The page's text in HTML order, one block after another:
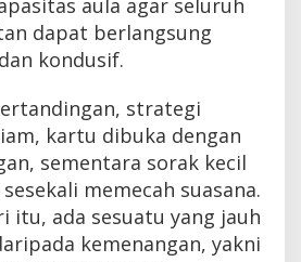
dapat berlangsung
kondusif.
strategi
kartu dibuka dengan
sementara sorak kecil
memecah suasana.
itu, ada sesuatu yang jauh
kemenangan, yakni